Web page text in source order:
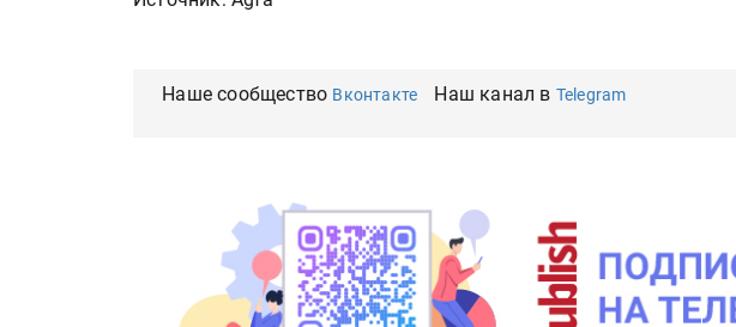
Наше сообщество Вконтакте Наш канал в Telegram